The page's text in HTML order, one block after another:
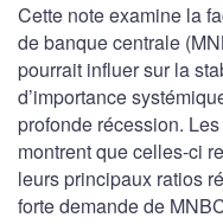
Cette note examine la
de banque centrale
pourrait influer sur la
d’importance
profonde récession.
montrent que celles-ci
leurs principaux ratios
forte demande de